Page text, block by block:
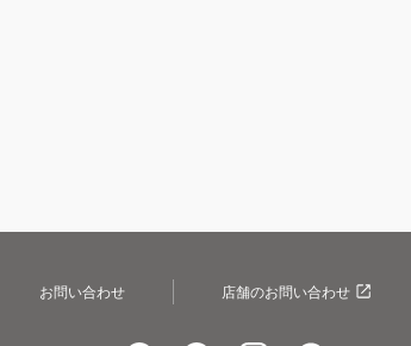
お問い合わせ 店舗のお問い合わせ